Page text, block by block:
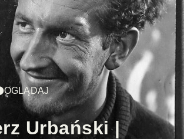
OGLĄDAJ
Urbański |